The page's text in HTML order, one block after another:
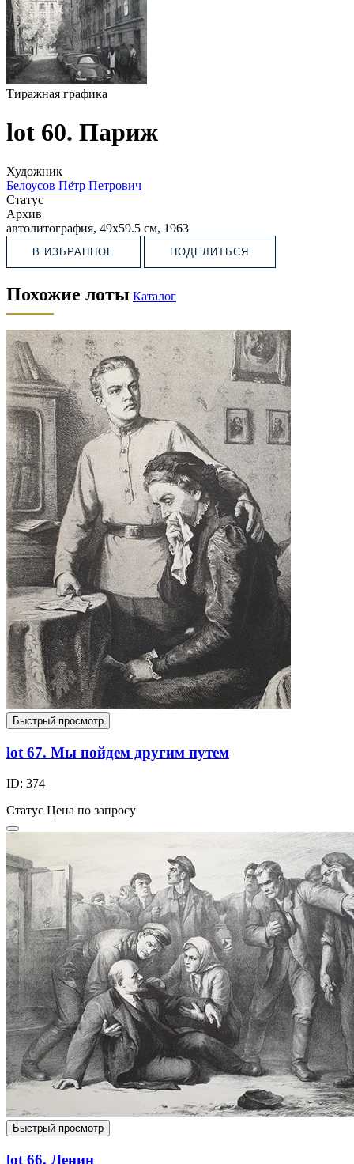
Тиражная графика
lot 60. Париж
Художник
Белоусов Пётр Петрович
Статус
Архив
автолитография, 49х59.5 см, 1963
В ИЗБРАННОЕ ПОДЕЛИТЬСЯ
Похожие лоты Каталог
Быстрый просмотр
lot 67. Мы пойдем другим путем
ID: 374
Статус Цена по запросу
Быстрый просмотр
lot 66. Ленин